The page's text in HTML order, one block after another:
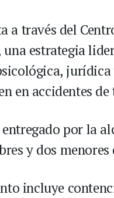
a través del
una estrategia
en accidentes
por la
y dos menores
incluye